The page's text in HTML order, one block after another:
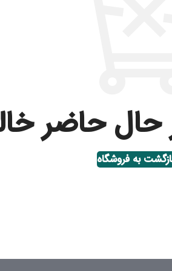
حال حاضر
به فروشگاه